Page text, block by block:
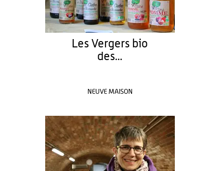
Les Vergers bio
des...
NEUVE MAISON